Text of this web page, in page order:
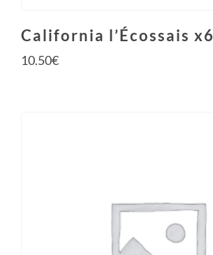
California l’Écossais x6
10.50€